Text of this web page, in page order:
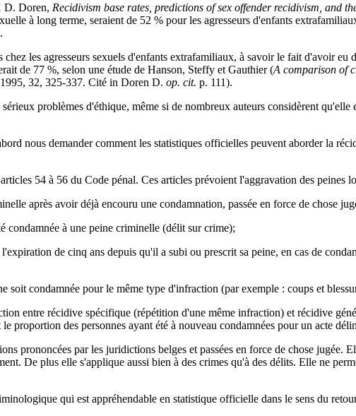
D. Doren, Recidivism base rates, predictions of sex offender recidivism, and
à long terme, seraient de 52 % pour les agresseurs d'enfants
les agresseurs sexuels d'enfants extrafamiliaux, à savoir le fait d'avoir
de 77 %, selon une étude de Hanson, Steffy et Gauthier (A comparison of
32, 325-337. Cité in Doren D. op. cit. p. 111).
problèmes d'éthique, même si de nombreux auteurs considèrent
nous demander comment les statistiques officielles peuvent aborder la
54 à 56 du Code pénal. Ces articles prévoient l'aggravation des peines
après avoir déjà encouru une condamnation, passée en force de chose
condamnée à une peine criminelle (délit sur crime);
de cinq ans depuis qu'il a subi ou prescrit sa peine, en cas de
soit condamnée pour le même type d'infraction (par exemple : coups et
entre récidive spécifique (répétition d'une même infraction) et récidive
proportion des personnes ayant été à nouveau condamnées pour un acte
prononcées par les juridictions belges et passées en force de chose jugée.
De plus elle s'applique aussi bien à des crimes qu'à des délits. Elle ne
qui est appréhendable en statistique officielle dans le sens du